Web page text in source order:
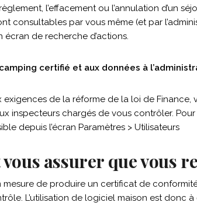
l’effacement ou l’annulation d’un
consultables par vous même (et par
de recherche d’actions.
certifié et aux données à
exigences de la réforme de la loi de
inspecteurs chargés de vous contrôler.
depuis l’écran Paramètres > Utilisateurs
assurer que vous
mesure de produire un certificat de
L’utilisation de logiciel maison est donc